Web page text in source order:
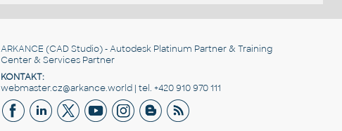
ARKANCE (CAD Studio) - Autodesk Platinum Partner & Training
Center & Services Partner
KONTAKT:
webmaster.cz@arkance.world | tel. +420 910 970 111